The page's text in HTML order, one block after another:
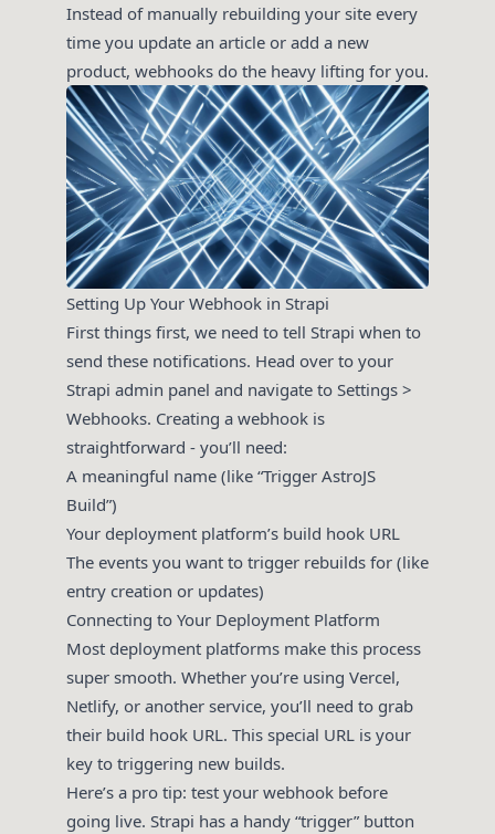
Instead of manually rebuilding your site every
time you update an article or add a new
product, webhooks do the heavy lifting for you.
Setting Up Your Webhook in Strapi
First things first, we need to tell Strapi when to
send these notifications. Head over to your
Strapi admin panel and navigate to Settings >
Webhooks. Creating a webhook is
straightforward - you’ll need:
A meaningful name (like “Trigger AstroJS
Build”)
Your deployment platform’s build hook URL
The events you want to trigger rebuilds for (like
entry creation or updates)
Connecting to Your Deployment Platform
Most deployment platforms make this process
super smooth. Whether you’re using Vercel,
Netlify, or another service, you’ll need to grab
their build hook URL. This special URL is your
key to triggering new builds.
Here’s a pro tip: test your webhook before
going live. Strapi has a handy “trigger” button